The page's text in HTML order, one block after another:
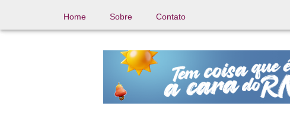
Home Sobre Contato